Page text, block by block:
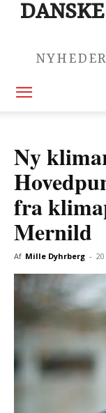
Ny
fra
Mernild
Af Mille Dyhrberg -